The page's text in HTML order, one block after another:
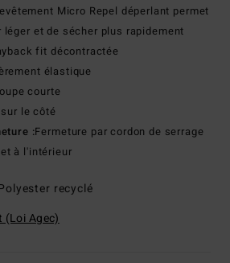
Micro Repel déperlant permet
et de sécher plus rapidement
fit décontractée
élastique
courte
le côté
:Fermeture par cordon de serrage
à l'intérieur
recyclé
(Loi Agec)